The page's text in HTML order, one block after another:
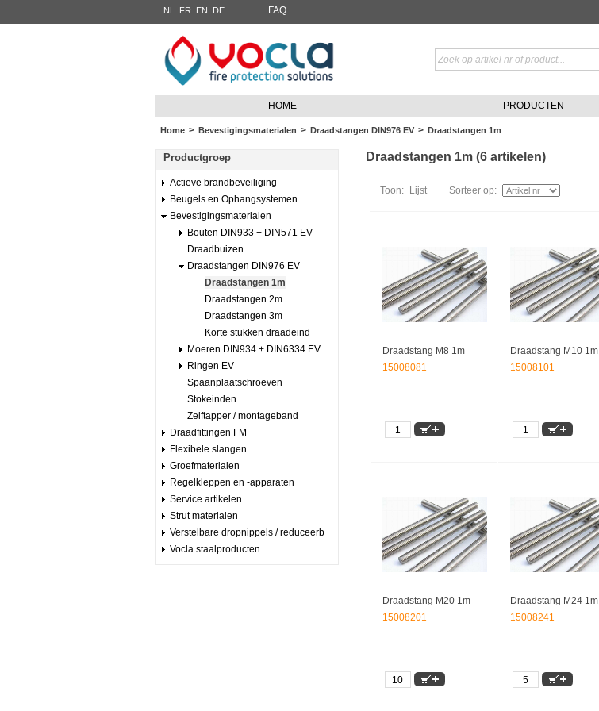
NL FR EN DE FAQ
HOME PRODUCTEN
Home > Bevestigingsmaterialen > Draadstangen DIN976 EV > Draadstangen 1m
Productgroep
Actieve brandbeveiliging
Beugels en Ophangsystemen
Bevestigingsmaterialen
Bouten DIN933 + DIN571 EV
Draadbuizen
Draadstangen DIN976 EV
Draadstangen 1m
Draadstangen 2m
Draadstangen 3m
Korte stukken draadeind
Moeren DIN934 + DIN6334 EV
Ringen EV
Spaanplaatschroeven
Stokeinden
Zelftapper / montageband
Draadfittingen FM
Flexibele slangen
Groefmaterialen
Regelkleppen en -apparaten
Service artikelen
Strut materialen
Verstelbare dropnippels / reduceerb
Vocla staalproducten
Draadstangen 1m (6 artikelen)
Toon: Lijst Sorteer op:
Draadstang M8 1m
15008081
Draadstang M10 1m
15008101
Draadstang M20 1m
15008201
Draadstang M24 1m
15008241